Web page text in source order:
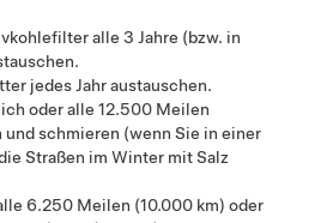
alle 3 Jahre (bzw. in
jedes Jahr austauschen.
oder alle 12.500 Meilen
schmieren (wenn Sie in einer
Straßen im Winter mit Salz
6.250 Meilen (10.000 km) oder